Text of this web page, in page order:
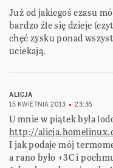
Już od jakiegoś czasu
bardzo źle się dzieje
chęć zysku ponad
uciekają.
ALICJA
15 KWIETNIA 2013
23:35
U mnie w piątek była
http://
I jak podaje mój
a rano było +3C i